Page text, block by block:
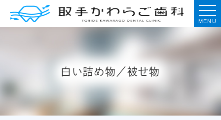
MENU
白い詰め物／被せ物